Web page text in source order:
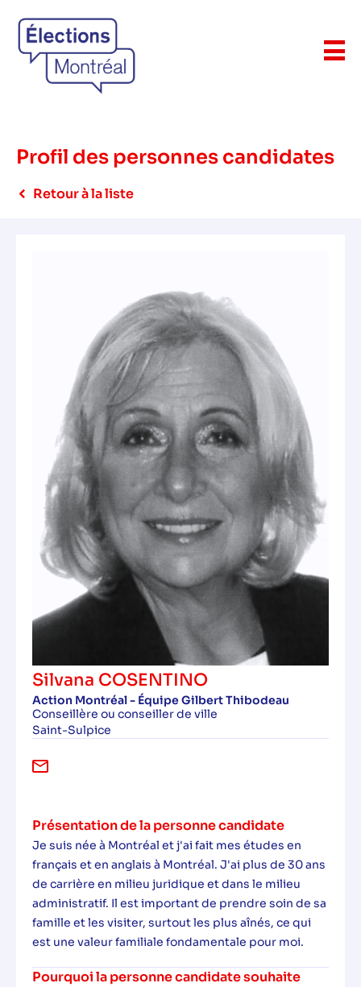
Profil des personnes candidates
Retour à la liste
Silvana COSENTINO
Action Montréal - Équipe Gilbert Thibodeau
Conseillère ou conseiller de ville
Saint-Sulpice
Présentation de la personne candidate
Je suis née à Montréal et j'ai fait mes études en
français et en anglais à Montréal. J'ai plus de 30 ans
de carrière en milieu juridique et dans le milieu
administratif. Il est important de prendre soin de sa
famille et les visiter, surtout les plus aînés, ce qui
est une valeur familiale fondamentale pour moi.
Pourquoi la personne candidate souhaite